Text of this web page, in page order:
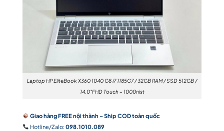
Laptop HP EliteBook X360 1040 G8 i7 1185G7 / 32GB RAM / SSD 512GB /
14.0″FHD Touch – 1000nist
Giao hàng FREE nội thành – Ship COD toàn quốc
Hotline/Zalo: 098.1010.089